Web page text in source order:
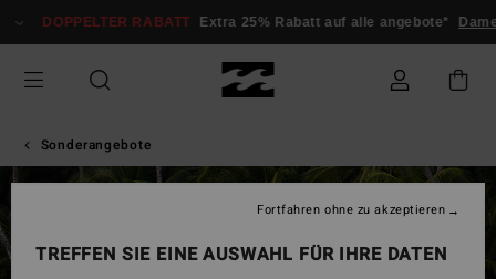
DOPPELTER RABATT Extra 25% Rabatt auf alle angebote*
Sonderangebote
STUDENTENRABATT
Bis zu -20% nur für Studenten
TREFFEN SIE EINE AUSWAHL FÜR IHRE DATEN
Fortfahren ohne zu akzeptieren